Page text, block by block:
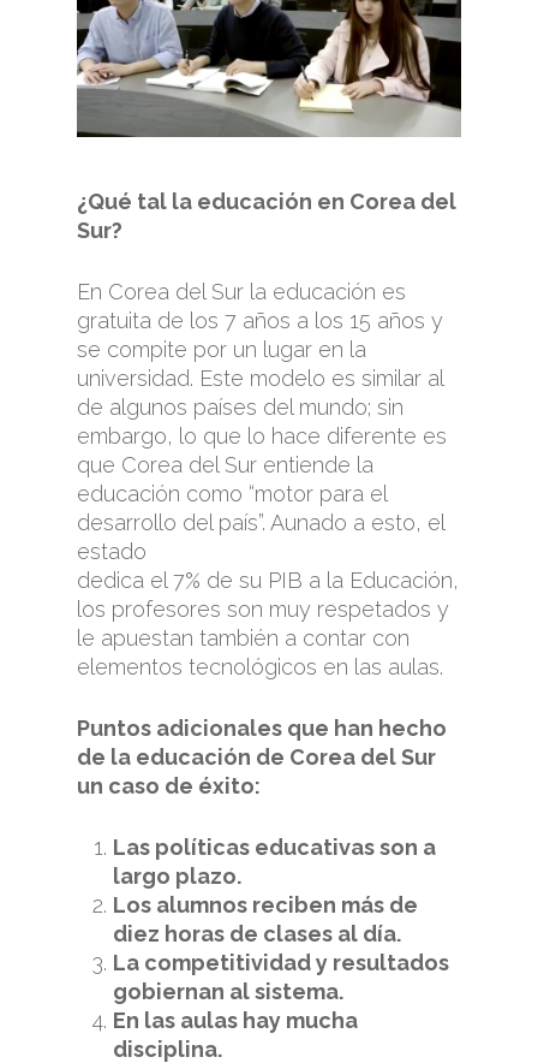
¿Qué tal la educación en Corea del
Sur?
En Corea del Sur la educación es
gratuita de los 7 años a los 15 años y
se compite por un lugar en la
universidad. Este modelo es similar al
de algunos países del mundo; sin
embargo, lo que lo hace diferente es
que Corea del Sur entiende la
educación como “motor para el
desarrollo del país”. Aunado a esto, el
estado
dedica el 7% de su PIB a la Educación,
los profesores son muy respetados y
le apuestan también a contar con
elementos tecnológicos en las aulas.
Puntos adicionales que han hecho
de la educación de Corea del Sur
un caso de éxito:
Las políticas educativas son a
largo plazo.
Los alumnos reciben más de
diez horas de clases al día.
La competitividad y resultados
gobiernan al sistema.
En las aulas hay mucha
disciplina.